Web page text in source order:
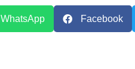
WhatsApp Facebook